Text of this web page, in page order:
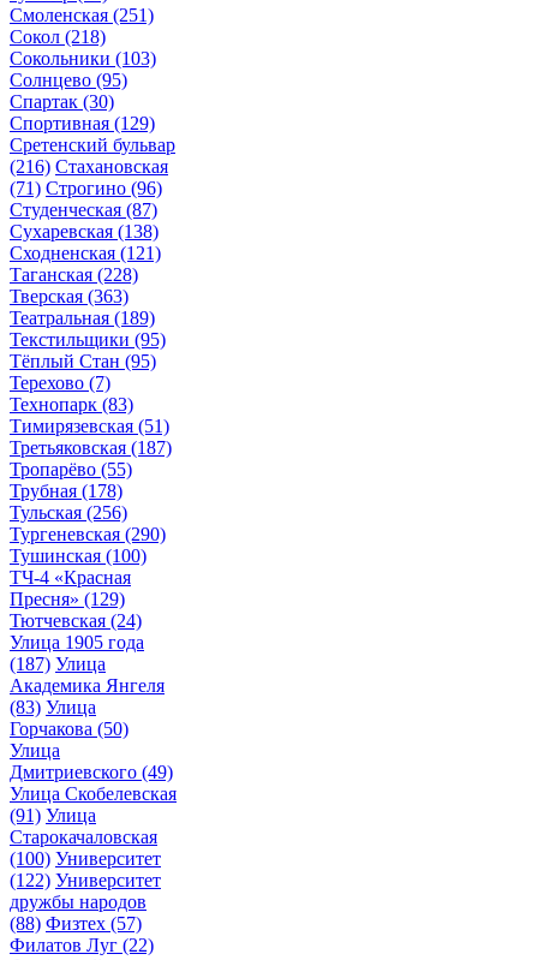
Смоленская (251)
Сокол (218)
Сокольники (103)
Солнцево (95)
Спартак (30)
Спортивная (129)
Сретенский бульвар
(216) Стахановская
(71) Строгино (96)
Студенческая (87)
Сухаревская (138)
Сходненская (121)
Таганская (228)
Тверская (363)
Театральная (189)
Текстильщики (95)
Тёплый Стан (95)
Терехово (7)
Технопарк (83)
Тимирязевская (51)
Третьяковская (187)
Тропарёво (55)
Трубная (178)
Тульская (256)
Тургеневская (290)
Тушинская (100)
ТЧ-4 «Красная
Пресня» (129)
Тютчевская (24)
Улица 1905 года
(187) Улица
Академика Янгеля
(83) Улица
Горчакова (50)
Улица
Дмитриевского (49)
Улица Скобелевская
(91) Улица
Старокачаловская
(100) Университет
(122) Университет
дружбы народов
(88) Физтех (57)
Филатов Луг (22)